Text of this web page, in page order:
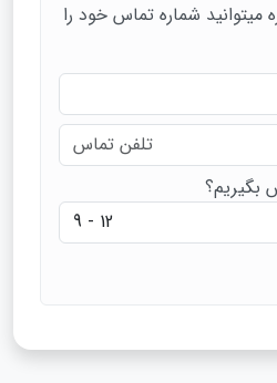
میتوانید شماره تماس خود را
بگیریم؟